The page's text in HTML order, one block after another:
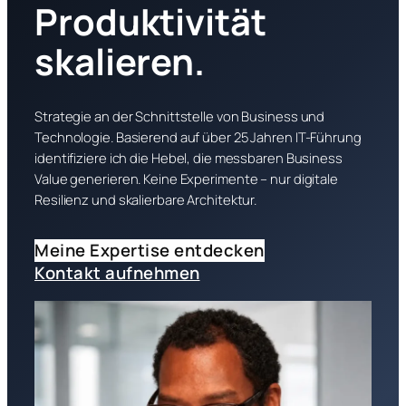
Produktivität
skalieren.
Strategie an der Schnittstelle von Business und
Technologie. Basierend auf über 25 Jahren IT-Führung
identifiziere ich die Hebel, die messbaren Business
Value generieren. Keine Experimente – nur digitale
Resilienz und skalierbare Architektur.
Meine Expertise entdecken
Kontakt aufnehmen